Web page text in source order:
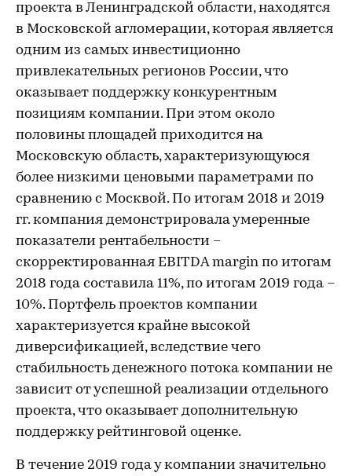
проекта в Ленинградской области, находятся
в Московской агломерации, которая является
одним из самых инвестиционно
привлекательных регионов России, что
оказывает поддержку конкурентным
позициям компании. При этом около
половины площадей приходится на
Московскую область, характеризующуюся
более низкими ценовыми параметрами по
сравнению с Москвой. По итогам 2018 и 2019
гг. компания демонстрировала умеренные
показатели рентабельности –
скорректированная EBITDA margin по итогам
2018 года составила 11%, по итогам 2019 года –
10%. Портфель проектов компании
характеризуется крайне высокой
диверсификацией, вследствие чего
стабильность денежного потока компании не
зависит от успешной реализации отдельного
проекта, что оказывает дополнительную
поддержку рейтинговой оценке.
В течение 2019 года у компании значительно